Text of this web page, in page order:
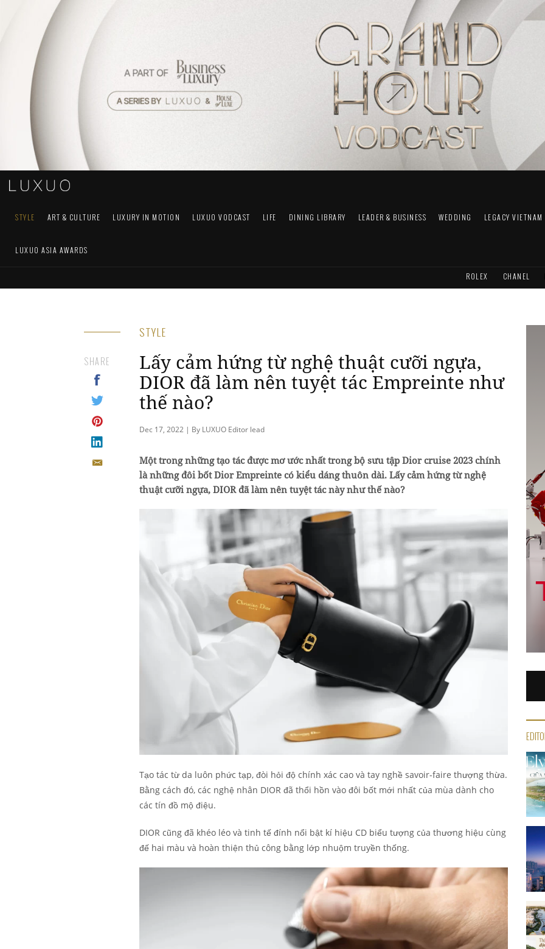
STYLE ART & CULTURE LUXURY IN MOTION LUXUO VODCAST LIFE DINING LIBRARY LEADER & BUSINESS WEDDING LEGACY VIETNAM
LUXUO ASIA AWARDS
ROLEX CHANEL
STYLE
Lấy cảm hứng từ nghệ thuật cưỡi ngựa,
DIOR đã làm nên tuyệt tác Empreinte như
thế nào?
Dec 17, 2022 | By LUXUO Editor lead
SHARE
Một trong những tạo tác được mơ ước nhất trong bộ sưu tập Dior cruise 2023 chính
là những đôi bốt Dior Empreinte có kiểu dáng thuôn dài. Lấy cảm hứng từ nghệ
thuật cưỡi ngựa, DIOR đã làm nên tuyệt tác này như thế nào?
Tạo tác từ da luôn phức tạp, đòi hỏi độ chính xác cao và tay nghề savoir-faire thượng thừa.
Bằng cách đó, các nghệ nhân DIOR đã thổi hồn vào đôi bốt mới nhất của mùa dành cho
các tín đồ mộ điệu.
DIOR cũng đã khéo léo và tinh tế đính nổi bật kí hiệu CD biểu tượng của thương hiệu cùng
đế hai màu và hoàn thiện thủ công bằng lớp nhuộm truyền thống.